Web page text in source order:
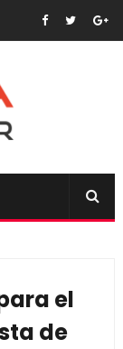
el
de